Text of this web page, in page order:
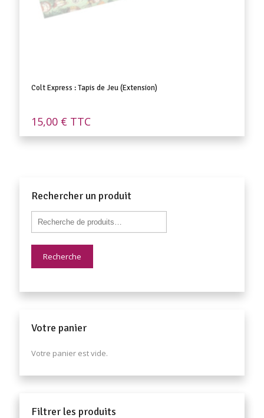
Colt Express : Tapis de Jeu (Extension)
15,00 € TTC
Rechercher un produit
Recherche
Votre panier
Votre panier est vide.
Filtrer les produits